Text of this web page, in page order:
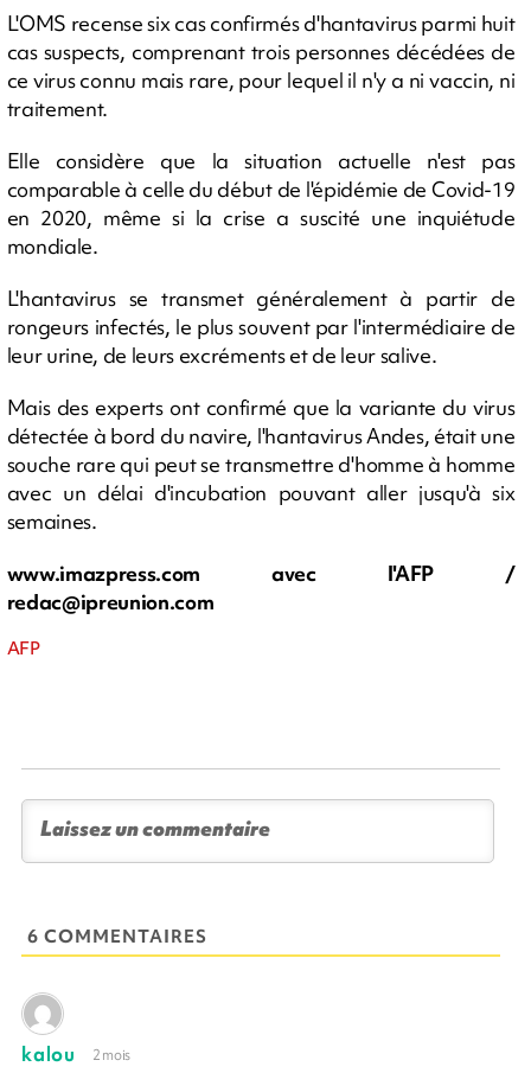
L'OMS recense six cas confirmés d'hantavirus parmi huit
cas suspects, comprenant trois personnes décédées de
ce virus connu mais rare, pour lequel il n'y a ni vaccin, ni
traitement.
Elle considère que la situation actuelle n'est pas
comparable à celle du début de l'épidémie de Covid-19
en 2020, même si la crise a suscité une inquiétude
mondiale.
L'hantavirus se transmet généralement à partir de
rongeurs infectés, le plus souvent par l'intermédiaire de
leur urine, de leurs excréments et de leur salive.
Mais des experts ont confirmé que la variante du virus
détectée à bord du navire, l'hantavirus Andes, était une
souche rare qui peut se transmettre d'homme à homme
avec un délai d'incubation pouvant aller jusqu'à six
semaines.
www.imazpress.com avec l'AFP /
redac@ipreunion.com
AFP
6 COMMENTAIRES
kalou 2 mois